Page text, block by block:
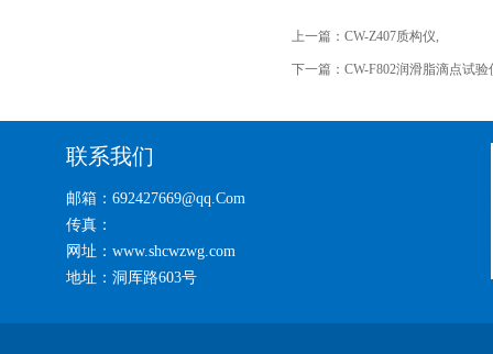
上一篇： CW-Z407质构仪,
下一篇： CW-F802润滑脂滴点试验
联系我们
邮箱：692427669@qq.Com
传真：
网址：www.shcwzwg.com
地址：洞厍路603号